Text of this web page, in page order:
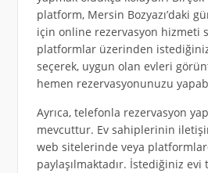
platform, Mersin Bozyazı’daki
için online rezervasyon hizmeti
platformlar üzerinden istediğiniz
seçerek, uygun olan evleri
hemen rezervasyonunuzu
Ayrıca, telefonla rezervasyon
mevcuttur. Ev sahiplerinin
web sitelerinde veya
paylaşılmaktadır. İstediğiniz